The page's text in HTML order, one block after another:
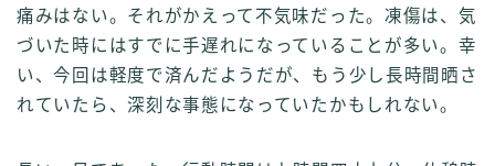
痛みはない。それがかえって不気味だった。凍傷は、気
づいた時にはすでに手遅れになっていることが多い。幸
い、今回は軽度で済んだようだが、もう少し長時間晒さ
れていたら、深刻な事態になっていたかもしれない。